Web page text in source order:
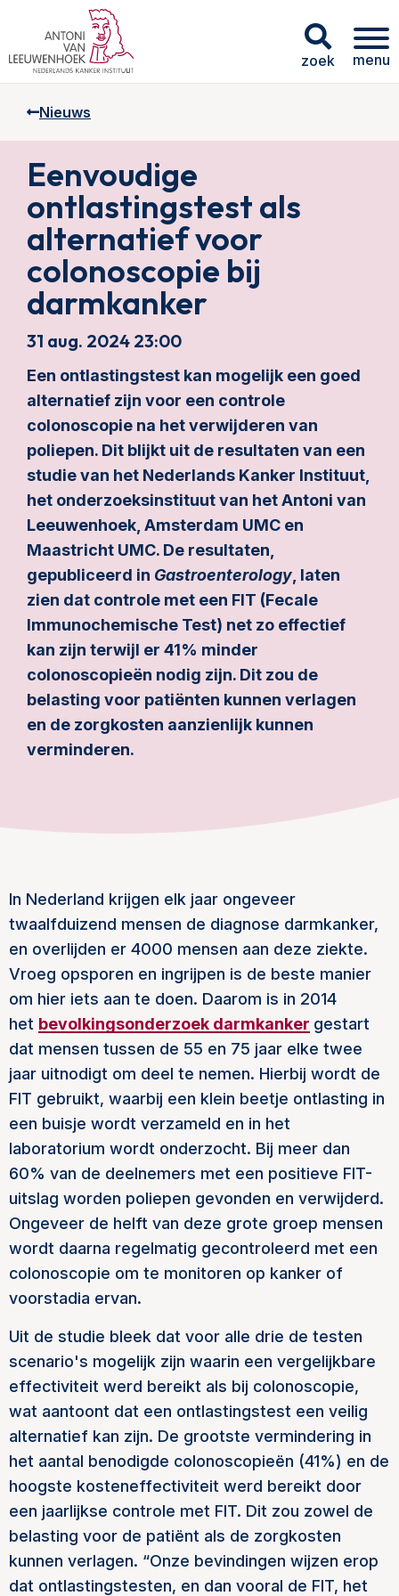
zoek menu
Nieuws
Eenvoudige
ontlastingstest als
alternatief voor
colonoscopie bij
darmkanker
31 aug. 2024 23:00
Een ontlastingstest kan mogelijk een goed
alternatief zijn voor een controle
colonoscopie na het verwijderen van
poliepen. Dit blijkt uit de resultaten van een
studie van het Nederlands Kanker Instituut,
het onderzoeksinstituut van het Antoni van
Leeuwenhoek, Amsterdam UMC en
Maastricht UMC. De resultaten,
gepubliceerd in Gastroenterology , laten
zien dat controle met een FIT (Fecale
Immunochemische Test) net zo effectief
kan zijn terwijl er 41% minder
colonoscopieën nodig zijn. Dit zou de
belasting voor patiënten kunnen verlagen
en de zorgkosten aanzienlijk kunnen
verminderen.
In Nederland krijgen elk jaar ongeveer
twaalfduizend mensen de diagnose darmkanker,
en overlijden er 4000 mensen aan deze ziekte.
Vroeg opsporen en ingrijpen is de beste manier
om hier iets aan te doen. Daarom is in 2014
het bevolkingsonderzoek darmkanker gestart
dat mensen tussen de 55 en 75 jaar elke twee
jaar uitnodigt om deel te nemen. Hierbij wordt de
FIT gebruikt, waarbij een klein beetje ontlasting in
een buisje wordt verzameld en in het
laboratorium wordt onderzocht. Bij meer dan
60% van de deelnemers met een positieve FIT-
uitslag worden poliepen gevonden en verwijderd.
Ongeveer de helft van deze grote groep mensen
wordt daarna regelmatig gecontroleerd met een
colonoscopie om te monitoren op kanker of
voorstadia ervan.
Uit de studie bleek dat voor alle drie de testen
scenario's mogelijk zijn waarin een vergelijkbare
effectiviteit werd bereikt als bij colonoscopie,
wat aantoont dat een ontlastingstest een veilig
alternatief kan zijn. De grootste vermindering in
het aantal benodigde colonoscopieën (41%) en de
hoogste kosteneffectiviteit werd bereikt door
een jaarlijkse controle met FIT. Dit zou zowel de
belasting voor de patiënt als de zorgkosten
kunnen verlagen. “Onze bevindingen wijzen erop
dat ontlastingstesten, en dan vooral de FIT, het